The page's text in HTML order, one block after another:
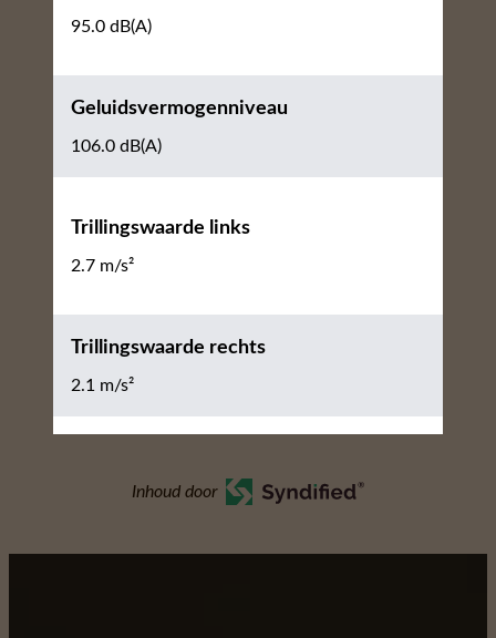
95.0 dB(A)
Geluidsvermogenniveau
106.0 dB(A)
Trillingswaarde links
2.7 m/s²
Trillingswaarde rechts
2.1 m/s²
Inhoud door